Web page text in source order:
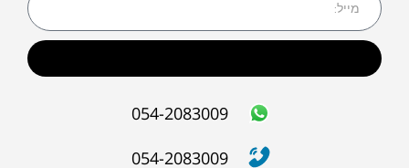
054-2083009
054-2083009